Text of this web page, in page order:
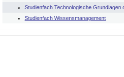
Studienfach Technologische Grundlagen
Studienfach Wissensmanagement